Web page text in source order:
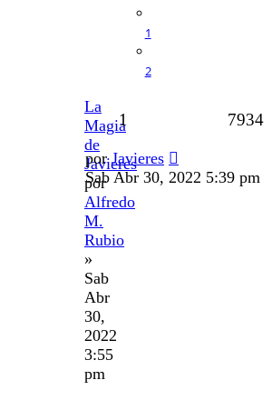
1
2
La
Magia
de
Javieres
por
Alfredo
M.
Rubio
»
Sab
Abr
30,
2022
3:55
pm
1 7934
porJavieres
Sab Abr 30, 2022 5:39 pm